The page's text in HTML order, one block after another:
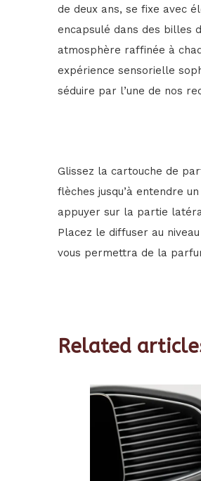
de deux ans, se fixe avec
encapsulé dans des billes
atmosphère raffinée à
expérience sensorielle
séduire par l’une de nos
Glissez la cartouche de
flèches jusqu’à entendre
appuyer sur la partie
Placez le diffuser au
vous permettra de la
Related